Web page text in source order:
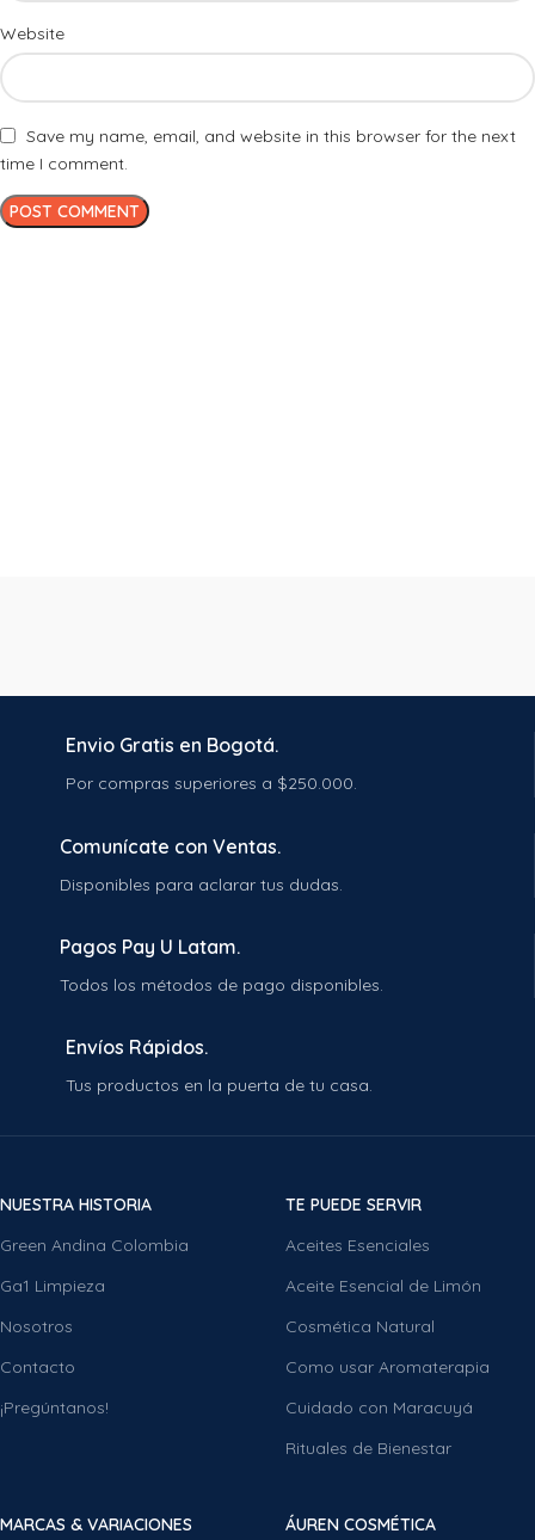
Website
Save my name, email, and website in this browser for the next
time I comment.
Envio Gratis en Bogotá.
Por compras superiores a $250.000.
Comunícate con Ventas.
Disponibles para aclarar tus dudas.
Pagos Pay U Latam.
Todos los métodos de pago disponibles.
Envíos Rápidos.
Tus productos en la puerta de tu casa.
NUESTRA HISTORIA
Green Andina Colombia
Ga1 Limpieza
Nosotros
Contacto
¡Pregúntanos!
TE PUEDE SERVIR
Aceites Esenciales
Aceite Esencial de Limón
Cosmética Natural
Como usar Aromaterapia
Cuidado con Maracuyá
Rituales de Bienestar
MARCAS & VARIACIONES
ÁUREN COSMÉTICA